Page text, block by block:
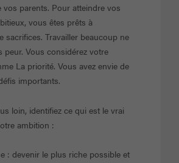
vos parents. Pour atteindre vos
vous êtes prêts à
sacrifices. Travailler beaucoup ne
peur. Vous considérez votre
La priorité. Vous avez envie de
importants.
loin, identifiez ce qui est le vrai
ambition :
: devenir le plus riche possible et